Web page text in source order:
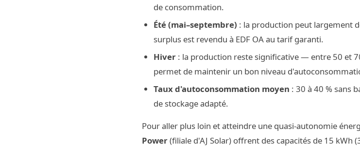
de consommation.
Été (mai–septembre) : la production peut largement
surplus est revendu à EDF OA au tarif garanti.
Hiver : la production reste significative — entre 50 et
permet de maintenir un bon niveau
Taux d'autoconsommation moyen : 30 à 40 % sans
de stockage adapté.
Pour aller plus loin et atteindre une quasi-autonomie
Power(filiale d'AJ Solar) offrent des capacités de 15 kWh